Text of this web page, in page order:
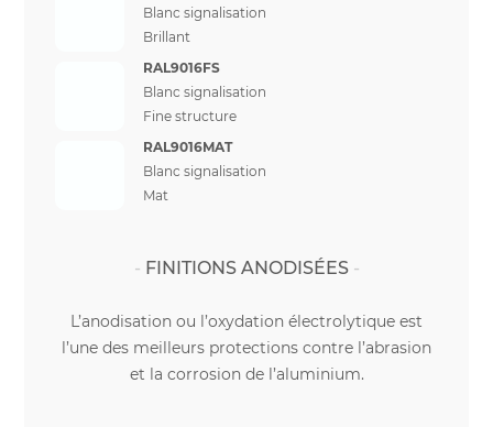
Blanc signalisation
Brillant
RAL9016FS
Blanc signalisation
Fine structure
RAL9016MAT
Blanc signalisation
Mat
FINITIONS ANODISÉES
L’anodisation ou l’oxydation électrolytique est
l’une des meilleurs protections contre l’abrasion
et la corrosion de l’aluminium.